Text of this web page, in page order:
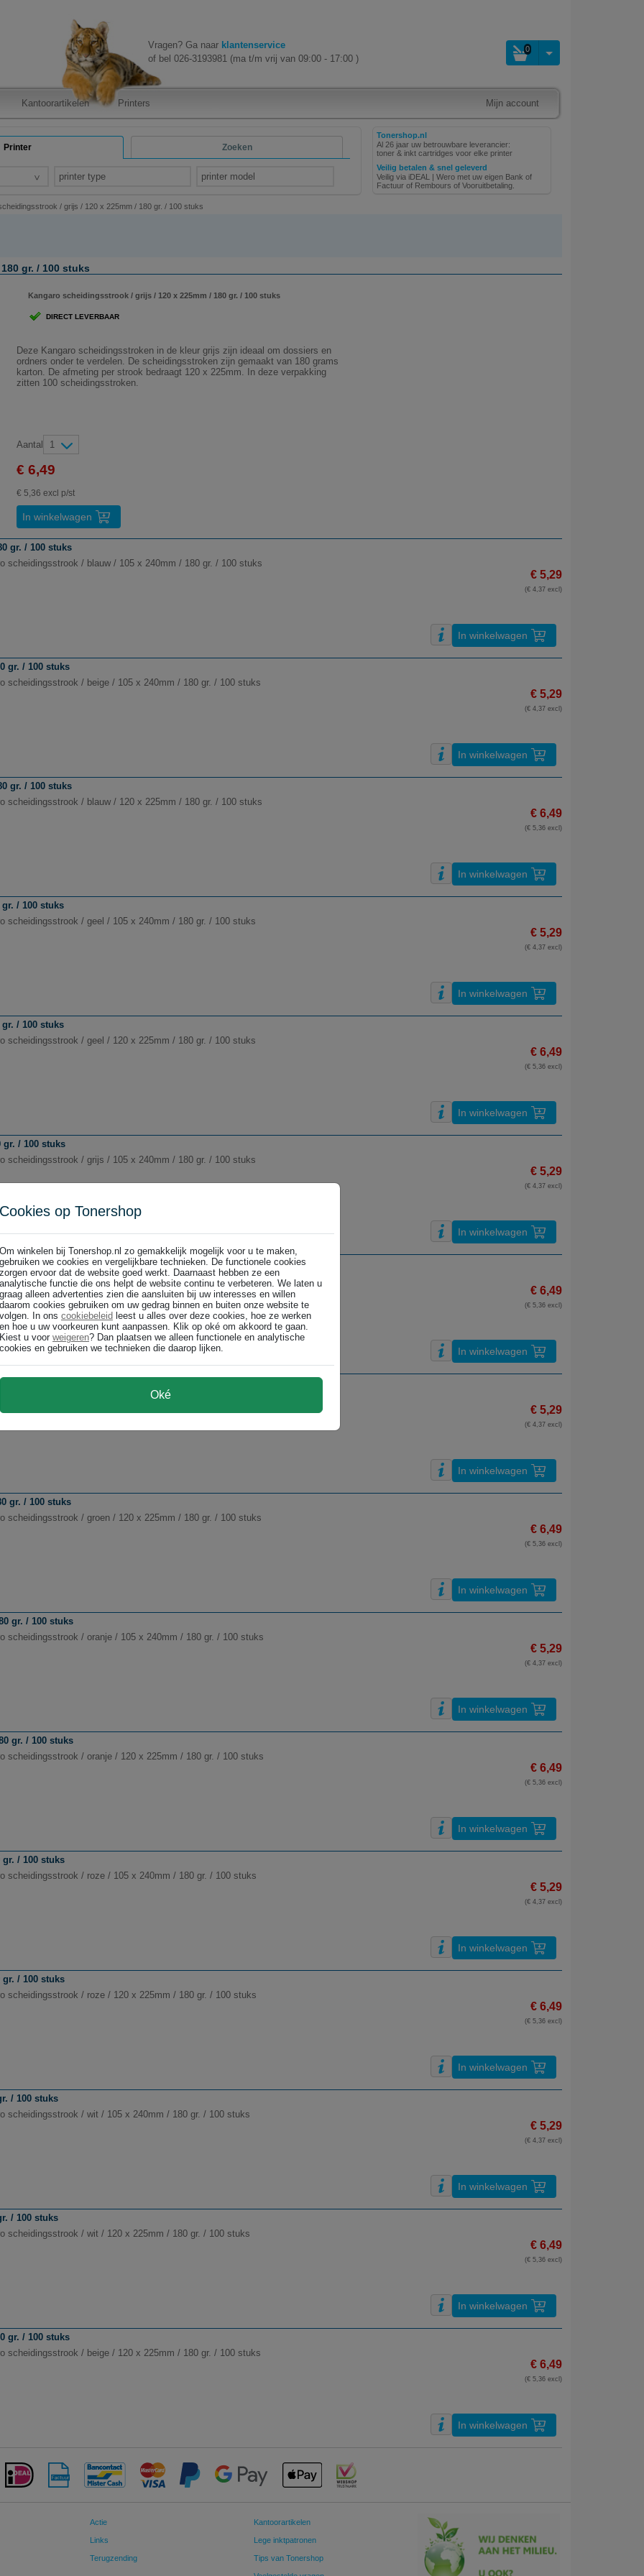
Vragen? Ga naar klantenservice
of bel 026-3193981 (ma t/m vrij van 09:00 - 17:00 )
0
Kantoorartikelen Printers Mijn account
Printer Zoeken
printer type printer model
Tonershop.nl
Al 26 jaar uw betrouwbare leverancier:
toner & inkt cartridges voor elke printer
Veilig betalen & snel geleverd
Veilig via iDEAL | Wero met uw eigen Bank of
Factuur of Rembours of Vooruitbetaling.
/ grijs / 120 x 225mm / 180 gr. / 100 stuks
gr. / 100 stuks
Kangaro scheidingsstrook / grijs / 120 x 225mm / 180 gr. / 100 stuks
DIRECT LEVERBAAR
Deze Kangaro scheidingsstroken in de kleur grijs zijn ideaal om dossiers en
ordners onder te verdelen. De scheidingsstroken zijn gemaakt van 180 grams
karton. De afmeting per strook bedraagt 120 x 225mm. In deze verpakking
zitten 100 scheidingsstroken.
Aantal 1
€ 6,49
€ 5,36 excl p/st
In winkelwagen
gr. / 100 stuks
scheidingsstrook / blauw / 105 x 240mm / 180 gr. / 100 stuks
€ 5,29
(€ 4,37 excl)
In winkelwagen
gr. / 100 stuks
scheidingsstrook / beige / 105 x 240mm / 180 gr. / 100 stuks
€ 5,29
(€ 4,37 excl)
In winkelwagen
gr. / 100 stuks
scheidingsstrook / blauw / 120 x 225mm / 180 gr. / 100 stuks
€ 6,49
(€ 5,36 excl)
In winkelwagen
/ 100 stuks
scheidingsstrook / geel / 105 x 240mm / 180 gr. / 100 stuks
€ 5,29
(€ 4,37 excl)
In winkelwagen
/ 100 stuks
scheidingsstrook / geel / 120 x 225mm / 180 gr. / 100 stuks
€ 6,49
(€ 5,36 excl)
In winkelwagen
/ 100 stuks
scheidingsstrook / grijs / 105 x 240mm / 180 gr. / 100 stuks
€ 5,29
(€ 4,37 excl)
In winkelwagen
/ 100 stuks
scheidingsstrook / grijs / 120 x 225mm / 180 gr. / 100 stuks
€ 6,49
(€ 5,36 excl)
In winkelwagen
gr. / 100 stuks
scheidingsstrook / groen / 105 x 240mm / 180 gr. / 100 stuks
€ 5,29
(€ 4,37 excl)
In winkelwagen
gr. / 100 stuks
scheidingsstrook / groen / 120 x 225mm / 180 gr. / 100 stuks
€ 6,49
(€ 5,36 excl)
In winkelwagen
gr. / 100 stuks
scheidingsstrook / oranje / 105 x 240mm / 180 gr. / 100 stuks
€ 5,29
(€ 4,37 excl)
In winkelwagen
gr. / 100 stuks
scheidingsstrook / oranje / 120 x 225mm / 180 gr. / 100 stuks
€ 6,49
(€ 5,36 excl)
In winkelwagen
/ 100 stuks
scheidingsstrook / roze / 105 x 240mm / 180 gr. / 100 stuks
€ 5,29
(€ 4,37 excl)
In winkelwagen
/ 100 stuks
scheidingsstrook / roze / 120 x 225mm / 180 gr. / 100 stuks
€ 6,49
(€ 5,36 excl)
In winkelwagen
/ 100 stuks
scheidingsstrook / wit / 105 x 240mm / 180 gr. / 100 stuks
€ 5,29
(€ 4,37 excl)
In winkelwagen
/ 100 stuks
scheidingsstrook / wit / 120 x 225mm / 180 gr. / 100 stuks
€ 6,49
(€ 5,36 excl)
In winkelwagen
gr. / 100 stuks
scheidingsstrook / beige / 120 x 225mm / 180 gr. / 100 stuks
€ 6,49
(€ 5,36 excl)
In winkelwagen
Actie
Links
Terugzending
Kantoorartikelen
Lege inktpatronen
Tips van Tonershop
Cookies op Tonershop
Om winkelen bij Tonershop.nl zo gemakkelijk mogelijk voor u te maken,
gebruiken we cookies en vergelijkbare technieken. De functionele cookies
zorgen ervoor dat de website goed werkt. Daarnaast hebben ze een
analytische functie die ons helpt de website continu te verbeteren. We laten u
graag alleen advertenties zien die aansluiten bij uw interesses en willen
daarom cookies gebruiken om uw gedrag binnen en buiten onze website te
volgen. In ons cookiebeleid leest u alles over deze cookies, hoe ze werken
en hoe u uw voorkeuren kunt aanpassen. Klik op oké om akkoord te gaan.
Kiest u voor weigeren? Dan plaatsen we alleen functionele en analytische
cookies en gebruiken we technieken die daarop lijken.
Oké